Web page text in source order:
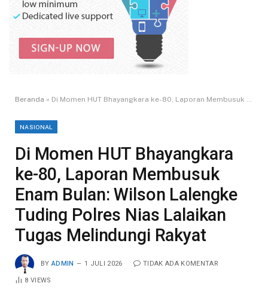
Beranda » Di Momen HUT Bhayangkara ke-80, Laporan Membusuk Enam Bulan: Wilson Lalengke Tuding Polres Nias Lalaikan Tugas Melindungi Rakyat
NASIONAL
Di Momen HUT Bhayangkara
ke-80, Laporan Membusuk
Enam Bulan: Wilson Lalengke
Tuding Polres Nias Lalaikan
Tugas Melindungi Rakyat
BY ADMIN 1 JULI 2026 TIDAK ADA KOMENTAR
8VIEWS